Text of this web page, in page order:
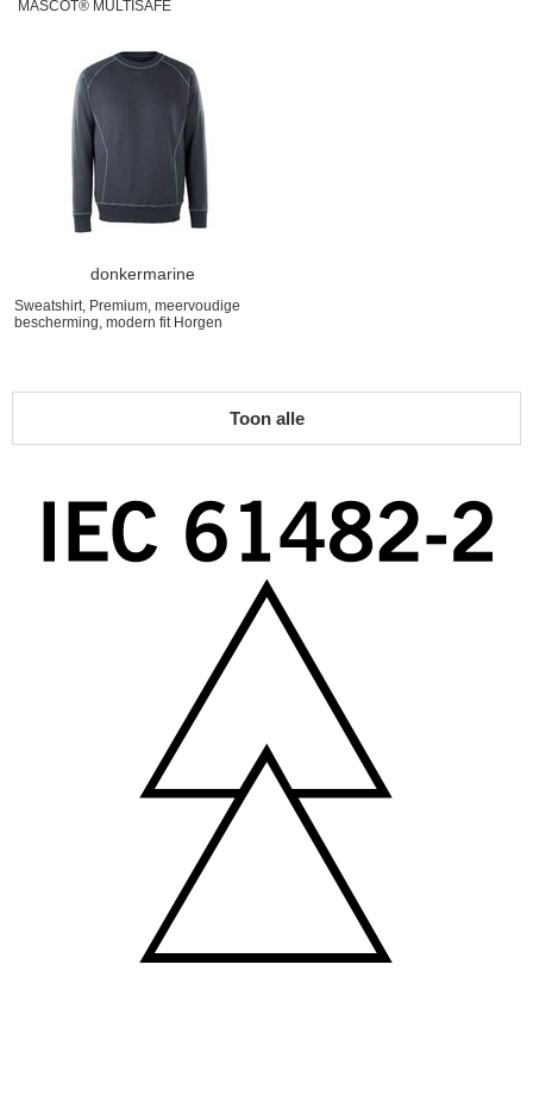
MASCOT® MULTISAFE
donkermarine
Sweatshirt, Premium, meervoudige
bescherming, modern fit Horgen
Toon alle